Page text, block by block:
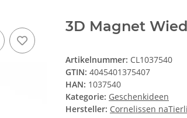
3D Magnet
Artikelnummer: CL1037540
GTIN: 4045401375407
HAN: 1037540
Kategorie: Geschenkideen
Hersteller: Cornelissen